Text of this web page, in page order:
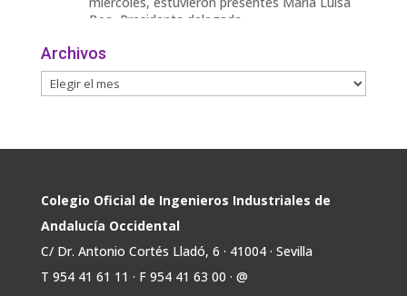
Bea, Presidenta delegada
Twitter
📢ℹ️ El Gobierno acelera la electrificación
2030 para infraestructuras que permitan la
conexión de vivienda, industria y transporte
electrificado.
Estas medidas se encuentran en la dirección
Archivos
Colegio Oficial de Ingenieros Industriales de
Andalucía Occidental
C/ Dr. Antonio Cortés Lladó, 6 · 41004 · Sevilla
T 954 41 61 11 · F 954 41 63 00 · @